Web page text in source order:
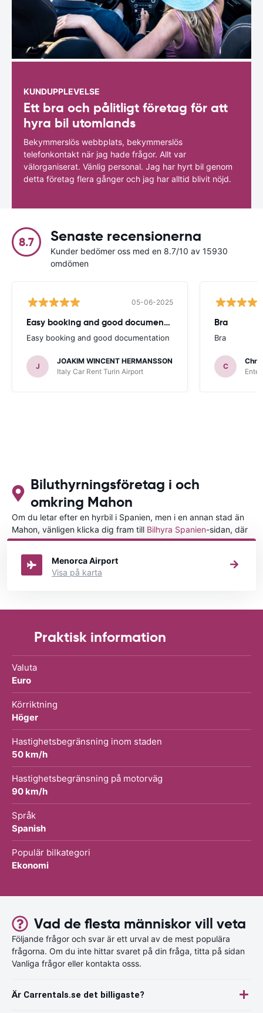
KUNDUPPLEVELSE
Ett bra och pålitligt företag för att
hyra bil utomlands
Bekymmerslös webbplats, bekymmerslös
telefonkontakt när jag hade frågor. Allt var
välorganiserat. Vänlig personal. Jag har hyrt bil genom
detta företag flera gånger och jag har alltid blivit nöjd.
8.7 Senaste recensionerna
Kunder bedömer oss med en 8.7/10 av 15930
omdömen
05-06-2025
Easy booking and good documentation
Easy booking and good documentation
J
JOAKIM WINCENT HERMANSSON
Italy Car Rent Turin Airport
Bra
Bra
C
Biluthyrningsföretag i och
omkring Mahon
Om du letar efter en hyrbil i Spanien, men i en annan stad än
Mahon, vänligen klicka dig fram till Bilhyra Spanien-sidan, där
du kan välja i vilken stad i Spanien du vill hyra en bil.
Menorca Airport
Visa på karta
Praktisk information
Valuta
Euro
Körriktning
Höger
Hastighetsbegränsning inom staden
50 km/h
Hastighetsbegränsning på motorväg
90 km/h
Språk
Spanish
Populär bilkategori
Ekonomi
Vad de flesta människor vill veta
Följande frågor och svar är ett urval av de mest populära
frågorna. Om du inte hittar svaret på din fråga, titta på sidan
Vanliga frågor eller kontakta osss.
Är Carrentals.se det billigaste?